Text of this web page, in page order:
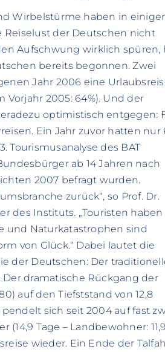
Wirbelstürme haben in
Reiselust der Deutschen nicht
Aufschwung wirklich spüren,
bereits begonnen. Zwei
Jahr 2006 eine
2005: 64%). Und der
optimistisch entgegen:
Ein Jahr zuvor hatten nur
Tourismusanalyse des BAT
ab 14 Jahren nach
2007 befragt wurden.
zurück“, so Prof. Dr.
des Instituts. „Touristen haben
und Naturkatastrophen sind
von Glück.“ Dabei lautet die
der Deutschen: Der
dramatische Rückgang der
auf den Tiefststand von 12,8
sich seit 2004 auf fast
(14,9 Tage – Landbewohner: 11,9
wieder. Ein Ende der